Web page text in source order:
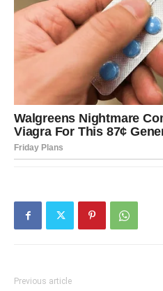
Previous article